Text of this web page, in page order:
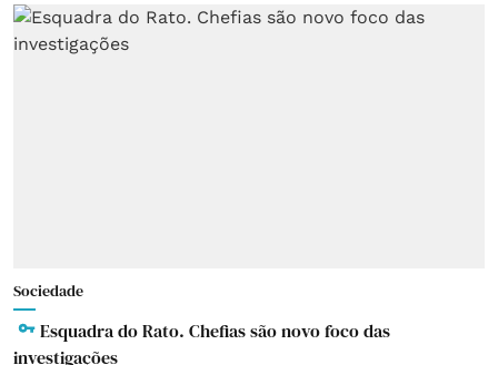
Sociedade
Esquadra do Rato. Chefias são novo foco das
investigações